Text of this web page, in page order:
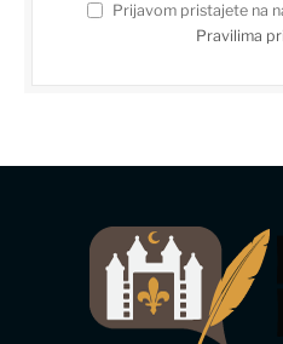
Prijavom pristajete na
Pravilima